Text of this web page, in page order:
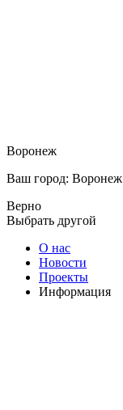
Воронеж
Ваш город: Воронеж
Верно
Выбрать другой
О нас
Новости
Проекты
Информация